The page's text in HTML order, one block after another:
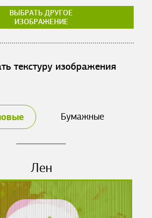
ВЫБРАТЬ ДРУГОЕ
ИЗОБРАЖЕНИЕ
текстуру изображения
Бумажные
Лен